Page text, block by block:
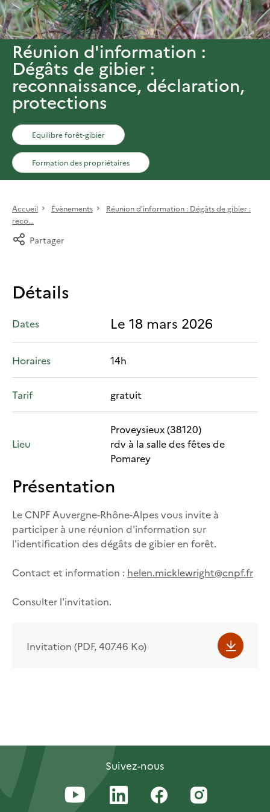
Réunion d'information :
Dégâts de gibier :
reconnaissance, déclaration,
protections
Equilibre forêt-gibier
Formation des propriétaires
Accueil Évènements
Réunion d'information : Dégâts de gibier :
reco...
Partager
Détails
Dates Le 18 mars 2026
Horaires 14h
Tarif gratuit
Lieu
Proveysieux (38120)
rdv à la salle des fêtes de
Pomarey
Présentation
Le CNPF Auvergne-Rhône-Alpes vous invite à
participer à une réunion d'information sur
l'identification des dégâts de gibier en forêt.
Contact et information : helen.micklewright@cnpf.fr
Consulter l'invitation.
Invitation (PDF, 407.46 Ko)
Suivez-nous